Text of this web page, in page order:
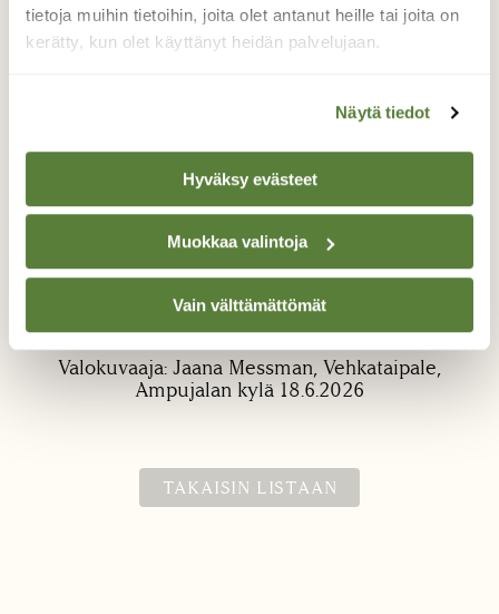
tietoja muihin tietoihin, joita olet antanut heille tai joita on
kerätty, kun olet käyttänyt heidän palvelujaan.
Näytä tiedot
Hyväksy evästeet
Muokkaa valintoja
Vain välttämättömät
Punakylkirastas
Tämä rastaspsriskunta seikkailee
pihallamme Vehkataipaleella Ampujalan
kylässä. Kuvan sain napattua hieman
kauempaa ja en ole ennen edes tiennyt
Valokuvaaja: Jaana Messman, Vehkataipale,
Ampujalan kylä 18.6.2026
TAKAISIN LISTAAN